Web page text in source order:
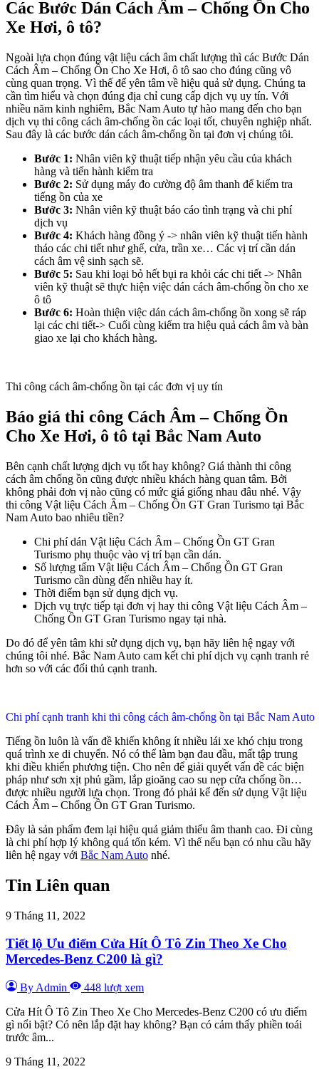
Các Bước Dán Cách Âm – Chống Ồn Cho
Xe Hơi, ô tô?
Ngoài lựa chọn đúng vật liệu cách âm chất lượng thì các Bước Dán
Cách Âm – Chống Ồn Cho Xe Hơi, ô tô sao cho đúng cũng vô
cùng quan trọng. Vì thế để yên tâm về hiệu quả sử dụng. Chúng ta
cần tìm hiểu và chọn đúng địa chỉ cung cấp dịch vụ uy tín. Với
nhiều năm kinh nghiêm, Bắc Nam Auto tự hào mang đến cho bạn
dịch vụ thi công cách âm-chống ồn các loại tốt, chuyên nghiệp nhất.
Sau đây là các bước dán cách âm-chống ồn tại đơn vị chúng tôi.
Bước 1: Nhân viên kỹ thuật tiếp nhận yêu cầu của khách
hàng và tiến hành kiểm tra
Bước 2: Sử dụng máy đo cường độ âm thanh để kiểm tra
tiếng ồn của xe
Bước 3: Nhân viên kỹ thuật báo cáo tình trạng và chi phí
dịch vụ
Bước 4: Khách hàng đồng ý -> nhân viên kỹ thuật tiến hành
tháo các chi tiết như ghế, cửa, trần xe… Các vị trí cần dán
cách âm vệ sinh sạch sẽ.
Bước 5: Sau khi loại bỏ hết bụi ra khỏi các chi tiết -> Nhân
viên kỹ thuật sẽ thực hiện việc dán cách âm-chống ồn cho xe
ô tô
Bước 6: Hoàn thiện việc dán cách âm-chống ồn xong sẽ ráp
lại các chi tiết-> Cuối cùng kiểm tra hiệu quả cách âm và bàn
giao xe lại cho khách hàng.
Thi công cách âm-chống ồn tại các đơn vị uy tín
Báo giá thi công Cách Âm – Chống Ồn
Cho Xe Hơi, ô tô tại Bắc Nam Auto
Bên cạnh chất lượng dịch vụ tốt hay không? Giá thành thi công
cách âm chống ồn cũng được nhiều khách hàng quan tâm. Bởi
không phải đơn vị nào cũng có mức giá giống nhau đâu nhé. Vậy
thi công Vật liệu Cách Âm – Chống Ồn GT Gran Turismo tại Bắc
Nam Auto bao nhiêu tiền?
Chi phí dán Vật liệu Cách Âm – Chống Ồn GT Gran
Turismo phụ thuộc vào vị trí bạn cần dán.
Số lượng tấm Vật liệu Cách Âm – Chống Ồn GT Gran
Turismo cần dùng đến nhiều hay ít.
Thời điểm bạn sử dụng dịch vụ.
Dịch vụ trực tiếp tại đơn vị hay thi công Vật liệu Cách Âm –
Chống Ồn GT Gran Turismo ngay tại nhà.
Do đó để yên tâm khi sử dụng dịch vụ, bạn hãy liên hệ ngay với
chúng tôi nhé. Bắc Nam Auto cam kết chi phí dịch vụ cạnh tranh rẻ
hơn so với các đối thủ cạnh tranh.
Chi phí cạnh tranh khi thi công cách âm-chống ồn tại Bắc Nam Auto
Tiếng ồn luôn là vấn đề khiến không ít nhiều lái xe khó chịu trong
quá trình xe di chuyển. Nó có thể làm bạn đau đầu, mất tập trung
khi điều khiển phương tiện. Cho nên để giải quyết vấn đề các biện
pháp như sơn xịt phủ gầm, lắp gioăng cao su nẹp cửa chống ồn…
được nhiều người lựa chọn. Trong đó phải kể đến sử dụng Vật liệu
Cách Âm – Chống Ồn GT Gran Turismo.
Đây là sản phẩm đem lại hiệu quả giảm thiểu âm thanh cao. Đi cùng
là chi phí hợp lý không quá tốn kém. Vì thế nếu bạn có nhu cầu hãy
liên hệ ngay với Bắc Nam Auto nhé.
Tin Liên quan
9 Tháng 11, 2022
Tiết lộ Ưu điểm Cửa Hít Ô Tô Zin Theo Xe Cho
Mercedes-Benz C200 là gì?
By Admin
448 lượt xem
Cửa Hít Ô Tô Zin Theo Xe Cho Mercedes-Benz C200 có ưu điểm
gì nổi bật? Có nên lắp đặt hay không? Bạn có cảm thấy phiền toái
trước âm...
9 Tháng 11, 2022